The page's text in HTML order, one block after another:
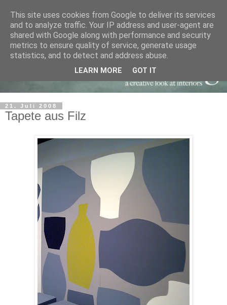
21. Juli 2008
Tapete aus Filz
This site uses cookies from Google to deliver its services
and to analyze traffic. Your IP address and user-agent are
shared with Google along with performance and security
metrics to ensure quality of service, generate usage
statistics, and to detect and address abuse.
LEARN MORE GOT IT